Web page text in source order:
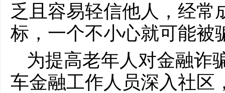
乏且容易轻信他人，经常
标，一个不小心就可能被
为提高老年人对金融诈
车金融工作人员深入社区